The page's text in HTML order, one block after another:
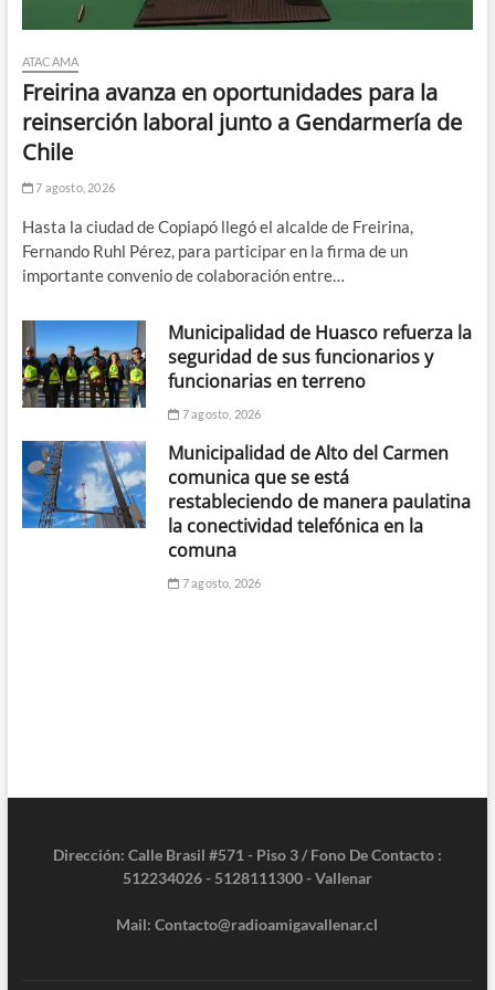
ATACAMA
Freirina avanza en oportunidades para la
reinserción laboral junto a Gendarmería de
Chile
7 agosto, 2026
Hasta la ciudad de Copiapó llegó el alcalde de Freirina,
Fernando Ruhl Pérez, para participar en la firma de un
importante convenio de colaboración entre…
Municipalidad de Huasco refuerza la
seguridad de sus funcionarios y
funcionarias en terreno
7 agosto, 2026
Municipalidad de Alto del Carmen
comunica que se está
restableciendo de manera paulatina
la conectividad telefónica en la
comuna
7 agosto, 2026
Dirección: Calle Brasil #571 - Piso 3 / Fono De Contacto :
512234026 - 5128111300 - Vallenar
Mail: Contacto@radioamigavallenar.cl